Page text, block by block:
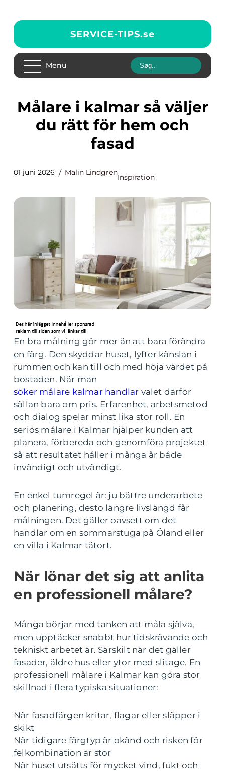
SERVICE-TIPS.se
Menu
Målare i kalmar så väljer
du rätt för hem och
fasad
01 juni 2026 Malin Lindgren
Inspiration
En bra målning gör mer än att bara förändra
en färg. Den skyddar huset, lyfter känslan i
rummen och kan till och med höja värdet på
bostaden. När man
söker målare kalmar handlar valet därför
sällan bara om pris. Erfarenhet, arbetsmetod
och dialog spelar minst lika stor roll. En
seriös målare i Kalmar hjälper kunden att
planera, förbereda och genomföra projektet
så att resultatet håller i många år både
invändigt och utvändigt.
En enkel tumregel är: ju bättre underarbete
och planering, desto längre livslängd får
målningen. Det gäller oavsett om det
handlar om en sommarstuga på Öland eller
en villa i Kalmar tätort.
När lönar det sig att anlita
en professionell målare?
Många börjar med tanken att måla själva,
men upptäcker snabbt hur tidskrävande och
tekniskt arbetet är. Särskilt när det gäller
fasader, äldre hus eller ytor med slitage. En
professionell målare i Kalmar kan göra stor
skillnad i flera typiska situationer:
När fasadfärgen kritar, flagar eller släpper i
skikt
När tidigare färgtyp är okänd och risken för
felkombination är stor
När huset utsätts för mycket vind, fukt och